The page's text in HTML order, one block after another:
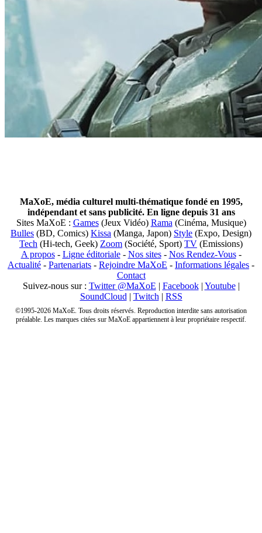
MaXoE, média culturel multi-thématique fondé en 1995,
indépendant et sans publicité. En ligne depuis 31 ans
Sites MaXoE : Games(Jeux Vidéo) Rama (Cinéma, Musique)
Bulles (BD, Comics) Kissa (Manga, Japon) Style (Expo, Design)
Tech (Hi-tech, Geek) Zoom (Société, Sport) TV (Emissions)
A propos- Ligne éditoriale- Nos sites- Nos Rendez-Vous-
Actualité - Partenariats - Rejoindre MaXoE - Informations légales -
Contact
Suivez-nous sur : Twitter @MaXoE | Facebook| Youtube|
SoundCloud | Twitch | RSS
©1995-2026 MaXoE. Tous droits réservés. Reproduction interdite sans autorisation
préalable. Les marques citées sur MaXoE appartiennent à leur propriétaire respectif.